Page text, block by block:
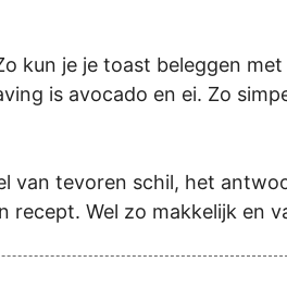
kun je je toast beleggen
is avocado en ei. Zo
van tevoren schil, het
recept. Wel zo makkelijk